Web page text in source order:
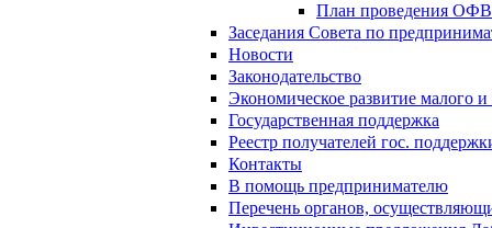
План проведения
Заседания Совета по
Новости
Законодательство
Экономическое развитие малого и
Государственная поддержка
Реестр получателей гос.
Контакты
В помощь предпринимателю
Перечень органов,